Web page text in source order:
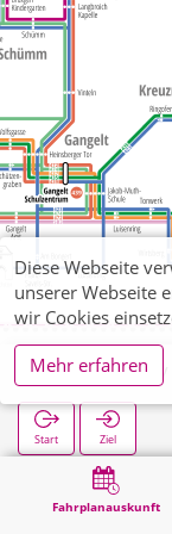
Fahrplanauskunft
Birgden Pley
Start Ziel
Birgden Pley
Diese Webseite
unserer Webseite
wir Cookies
Mehr erfahren